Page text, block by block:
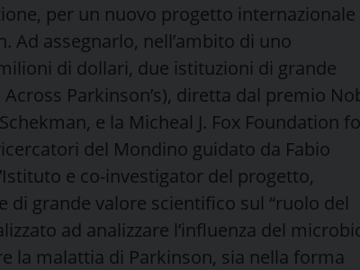
per un nuovo progetto internazionale
Ad assegnarlo, nell’ambito di uno
di dollari, due istituzioni di grande
Parkinson’s), diretta dal premio
e la Micheal J. Fox Foundation
del Mondino guidato da Fabio
e co-investigator del progetto,
grande valore scientifico sul “ruolo del
ad analizzare l’influenza del
la malattia di Parkinson, sia nella forma